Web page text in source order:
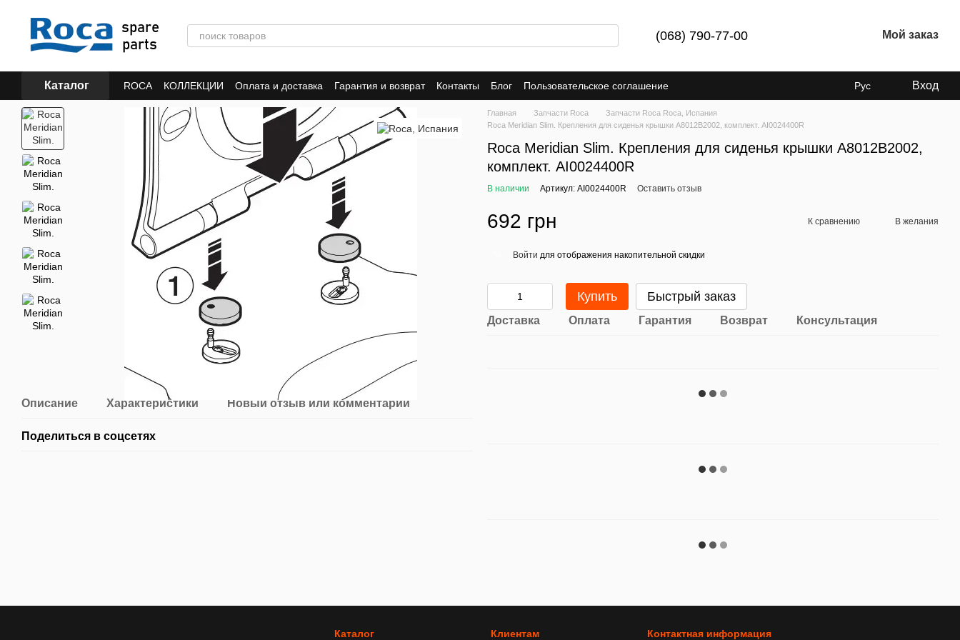
(068) 790-77-00 Мой заказ
Каталог ROCA КОЛЛЕКЦИИ Оплата и доставка Гарантия и возврат Контакты Блог Пользовательское соглашение Рус Вход
Описание Характеристики Новый отзыв или комментарий
Поделиться в соцсетях
Главная Запчасти Roca
Запчасти Roca Roca, Испания
Roca Meridian Slim. Крепления для сиденья крышки A8012B2002, комплект. AI0024400R
Roca Meridian Slim. Крепления для сиденья крышки A8012B2002,
комплект. AI0024400R
В наличии Артикул: AI0024400R Оставить отзыв
692 грн К сравнению В желания
Войти для отображения накопительной скидки
Купить Быстрый заказ
Доставка Оплата Гарантия Возврат Консультация
Каталог Клиентам Контактная информация